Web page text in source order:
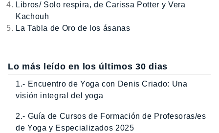
Libros/ Solo respira, de Carissa Potter y Vera
Kachouh
La Tabla de Oro de los ásanas
Lo más leído en los últimos 30 dias
1.- Encuentro de Yoga con Denis Criado: Una
visión integral del yoga
2.- Guía de Cursos de Formación de Profesoras/es
de Yoga y Especializados 2025